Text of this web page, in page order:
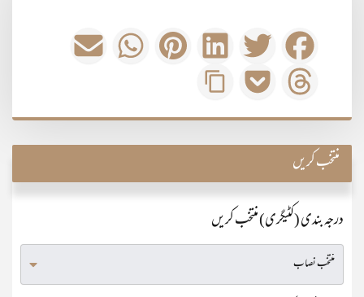
منتخب کریں
درجہ بندی (کٹیگری) منتخب کریں